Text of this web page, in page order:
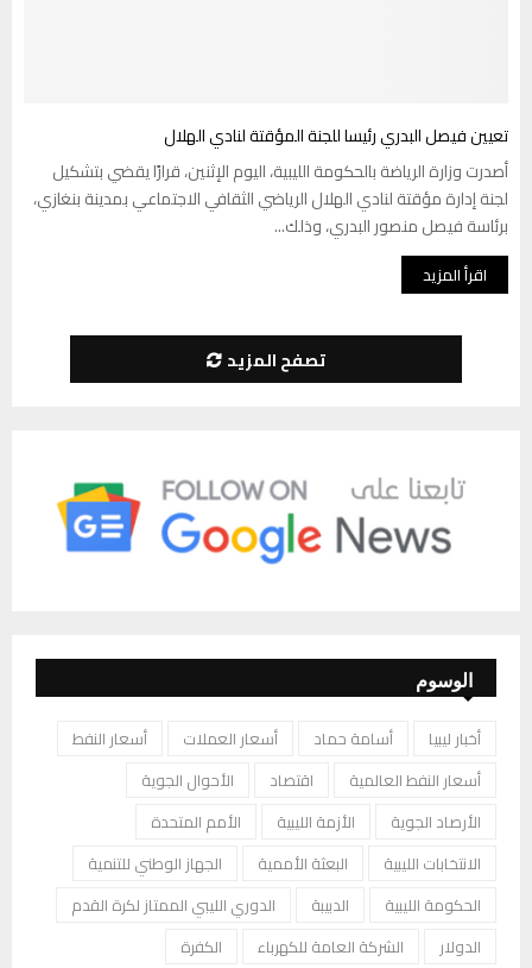
تعيين فيصل البدري رئيسا للجنة المؤقتة لنادي الهلال
أصدرت وزارة الرياضة بالحكومة الليبية، اليوم الإثنين، قرارًا يقضي بتشكيل
لجنة إدارة مؤقتة لنادي الهلال الرياضي الثقافي الاجتماعي بمدينة بنغازي،
برئاسة فيصل منصور البدري، وذلك...
اقرأ المزيد
تصفح المزيد
الوسوم
أخبار ليبيا أسامة حماد أسعار العملات
أسعار النفط
أسعار النفط العالمية
اقتصاد
الأحوال الجوية
الأرصاد الجوية
الأزمة الليبية
الأمم المتحدة
الانتخابات الليبية
البعثة الأممية
الجهاز الوطني للتنمية
الحكومة الليبية
الدبيبة
الدوري الليبي الممتاز لكرة القدم
الدولار
الشركة العامة للكهرباء
الكفرة